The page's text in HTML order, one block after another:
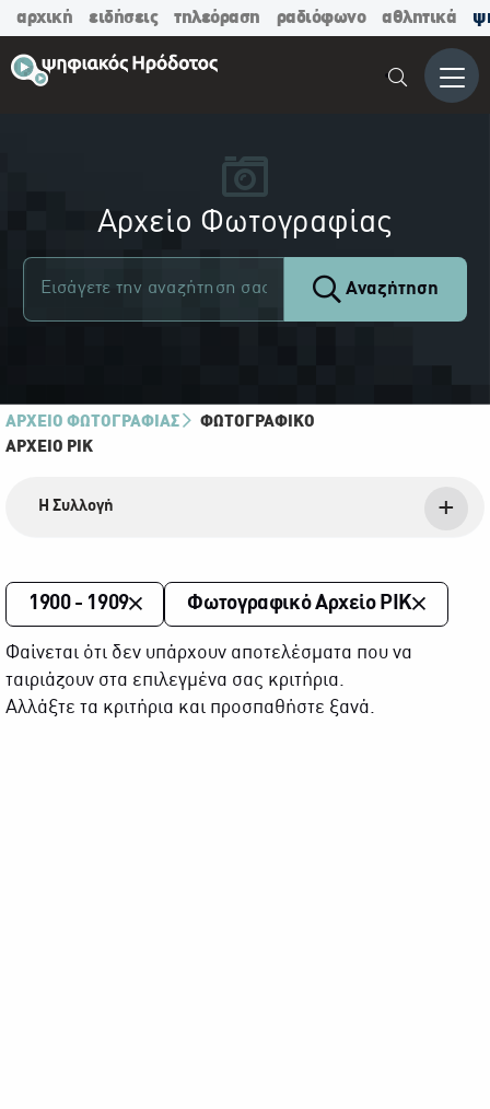
αρχική ειδήσεις τηλεόραση ραδιόφωνο αθλητικά
Μενού
Αρχείο Φωτογραφίας
Αναζήτηση
ΑΡΧΕΙΟ ΦΩΤΟΓΡΑΦΙΑΣ
ΦΩΤΟΓΡΑΦΙΚΌ
ΑΡΧΕΊΟ ΡΙΚ
Η Συλλογή
1900 - 1909 Φωτογραφικό Αρχείο ΡΙΚ
Φαίνεται ότι δεν υπάρχουν αποτελέσματα που να
ταιριάζουν στα επιλεγμένα σας κριτήρια.
Αλλάξτε τα κριτήρια και προσπαθήστε ξανά.